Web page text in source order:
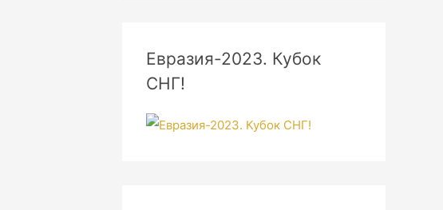
Евразия-2023. Кубок
СНГ!